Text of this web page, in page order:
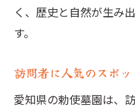
く、歴史と自然が生み
す。
訪問者に人気のスポッ
愛知県の勅使墓園は、